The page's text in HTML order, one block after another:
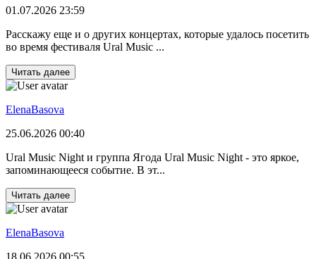
01.07.2026 23:59
Расскажу еще и о других концертах, которые удалось посетить
во время фестиваля Ural Music ...
Читать далее
ElenaBasova
25.06.2026 00:40
Ural Music Night и группа Ягода Ural Music Night - это яркое,
запоминающееся событие. В эт...
Читать далее
ElenaBasova